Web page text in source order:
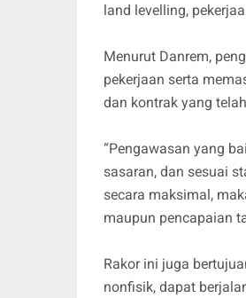
land levelling,
Menurut Danrem,
pekerjaan serta
dan kontrak yang
“Pengawasan yang
sasaran, dan sesuai
secara maksimal,
maupun pencapaian
Rakor ini juga
nonfisik, dapat